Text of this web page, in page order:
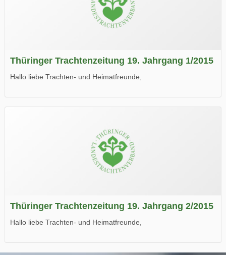
Thüringer Trachtenzeitung 19. Jahrgang 1/2015
Hallo liebe Trachten- und Heimatfreunde,
Wir wünschen Euch viel Spaß beim Lesen.
Thüringer Trachtenzeitung 19. Jahrgang 2/2015
Hallo liebe Trachten- und Heimatfreunde,
Wir wünschen Euch viel Spaß beim Lesen.